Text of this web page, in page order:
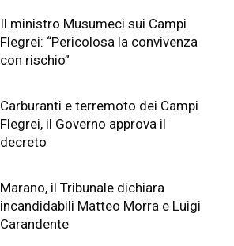
Il ministro Musumeci sui Campi
Flegrei: “Pericolosa la convivenza
con rischio”
Carburanti e terremoto dei Campi
Flegrei, il Governo approva il
decreto
Marano, il Tribunale dichiara
incandidabili Matteo Morra e Luigi
Carandente